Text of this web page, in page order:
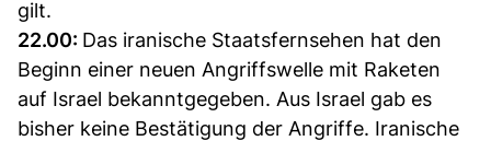
gilt.
22.00: Das iranische Staatsfernsehen hat den
Beginn einer neuen Angriffswelle mit Raketen
auf Israel bekanntgegeben. Aus Israel gab es
bisher keine Bestätigung der Angriffe. Iranische